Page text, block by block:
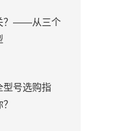
？——从三个
型号选购指